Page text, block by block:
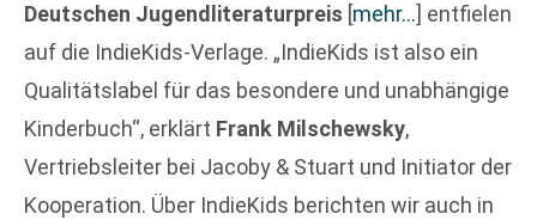
Deutschen Jugendliteraturpreis [mehr…] entfielen
auf die IndieKids-Verlage. „IndieKids ist also ein
Qualitätslabel für das besondere und unabhängige
Kinderbuch“, erklärt Frank Milschewsky,
Vertriebsleiter bei Jacoby & Stuart und Initiator der
Kooperation. Über IndieKids berichten wir auch in